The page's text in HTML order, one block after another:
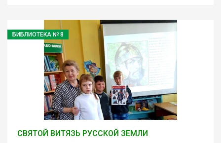
БИБЛИОТЕКА № 8
СВЯТОЙ ВИТЯЗЬ РУССКОЙ ЗЕМЛИ